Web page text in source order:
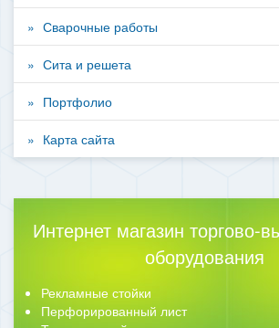
Сварочные работы
Сита и решета
Портфолио
Карта сайта
Интернет магазин торгово-
оборудования
Рекламные стойки
Перфорированный лист